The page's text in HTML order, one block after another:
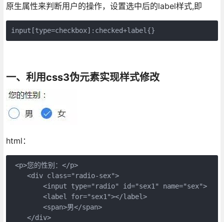
原生属性来判断用户的操作，设置选中后的label样式,即
input[type=checkbox]:checked+label{}
一、利用css3伪元素实现样式修改
html：
<p>您的性别：</p>
    <div class="radio-sex">
        <input type="radio" id="sex1" name="sex">
        <label for="sex1"></label>
        <span>男</span>
    </div>